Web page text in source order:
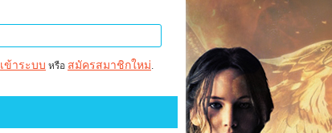
เข้าระบบ หรือ สมัครสมาชิกใหม่.